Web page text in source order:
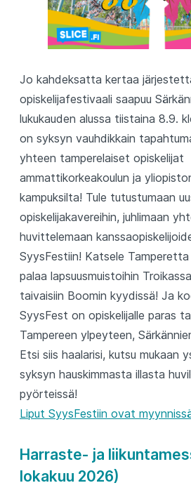
Jo kahdeksatta kertaa
opiskelijafestivaali saapuu
lukukauden alussa tiistaina 8.9.
on syksyn vauhdikkain
yhteen tamperelaiset opiskelijat
ammattikorkeakoulun ja
kampuksilta! Tule tutustumaan
opiskelijakavereihin, juhlimaan
huvittelemaan
SyysFestiin! Katsele Tamperetta
palaa lapsuusmuistoihin
taivaisiin Boomin kyydissä! Ja
SyysFest on opiskelijalle paras
Tampereen ylpeyteen,
Etsi siis haalarisi, kutsu mukaan
syksyn hauskimmasta illasta
pyörteissä!
Liput SyysFestiin ovat
Harraste- ja
lokakuu 2026)